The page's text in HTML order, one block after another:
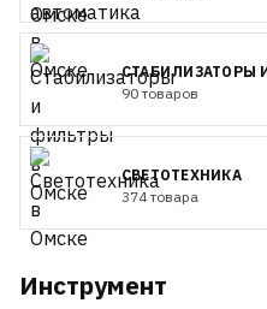
СТАБИЛИЗАТОРЫ
90 товаров
СВЕТОТЕХНИКА
374 товара
Инструмент